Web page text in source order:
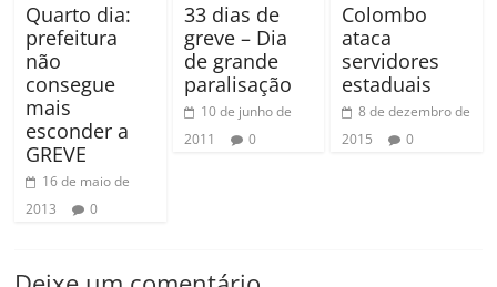
Quarto dia:
prefeitura
não
consegue
mais
esconder a
GREVE
16 de maio de
2013
0
33 dias de
greve – Dia
de grande
paralisação
10 de junho de
2011
0
Colombo
ataca
servidores
estaduais
8 de dezembro de
2015
0